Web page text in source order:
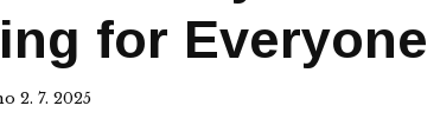
for
2. 7. 2025